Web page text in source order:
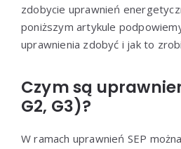
zdobycie uprawnień
poniższym artykule
uprawnienia zdobyć i jak to
Czym są
G2, G3)?
W ramach uprawnień SEP